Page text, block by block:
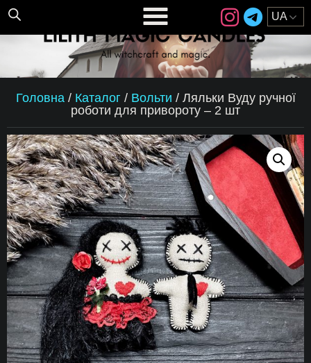
Головна/ Каталог / Вольти / Ляльки Вуду ручної
роботи для привороту – 2 шт